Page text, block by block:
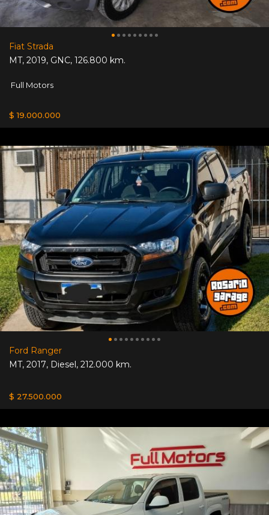
Fiat Strada
MT, 2019, GNC, 126.800 km.
Full Motors
$ 19.000.000
Ford Ranger
MT, 2017, Diesel, 212.000 km.
$ 27.500.000